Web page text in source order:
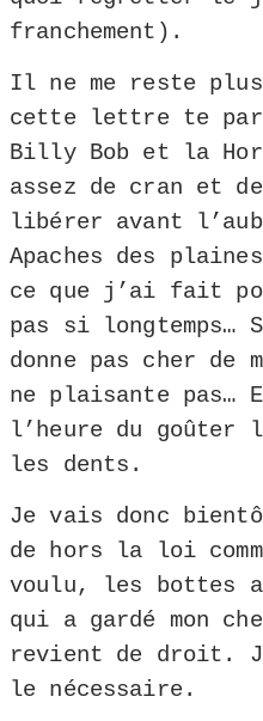
franchement).
Il ne me reste plus
cette lettre te
Billy Bob et la
assez de cran et
libérer avant
Apaches des
ce que j’ai fait
pas si longtemps…
donne pas cher de
ne plaisante pas…
l’heure du goûter
les dents.
Je vais donc
de hors la loi
voulu, les bottes
qui a gardé mon
revient de droit.
le nécessaire.